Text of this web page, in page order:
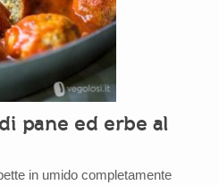
pane ed erbe al
in umido completamente